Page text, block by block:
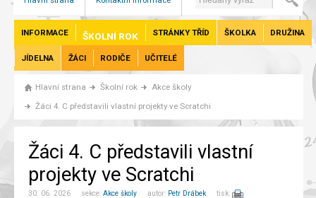
INFORMACE ŠKOLNÍ ROK STRÁNKY TŘÍD ŠKOLKA DRUŽINA
JÍDELNA ŽÁCI RODIČE UČITELÉ
Hlavní strana Školní rok
Akce školy
Žáci 4. C představili vlastní projekty ve Scratchi
Žáci 4. C představili vlastní
projekty ve Scratchi
30. 06. 2026 sekce: Akce školy autor: Petr Drábek tisk: